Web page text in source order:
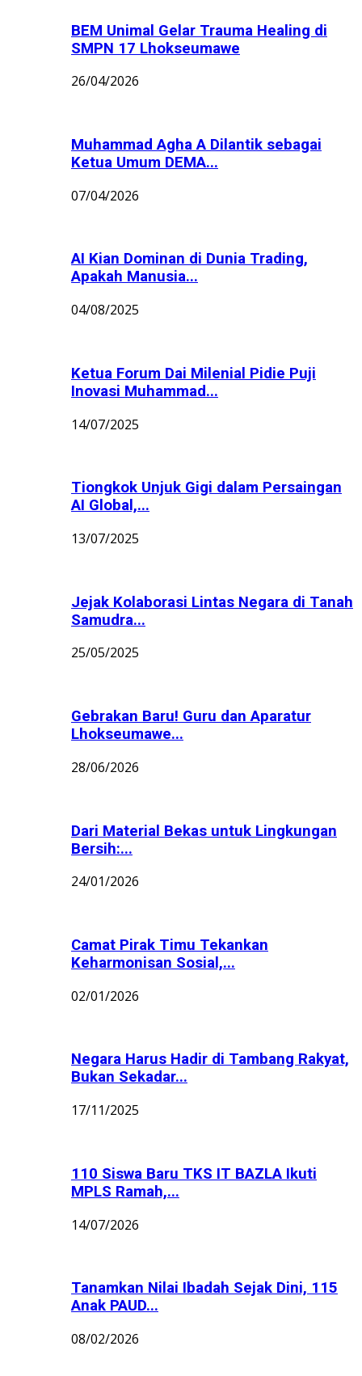
BEM Unimal Gelar Trauma Healing di
SMPN 17 Lhokseumawe
26/04/2026
Muhammad Agha A Dilantik sebagai
Ketua Umum DEMA...
07/04/2026
AI Kian Dominan di Dunia Trading,
Apakah Manusia...
04/08/2025
Ketua Forum Dai Milenial Pidie Puji
Inovasi Muhammad...
14/07/2025
Tiongkok Unjuk Gigi dalam Persaingan
AI Global,...
13/07/2025
Jejak Kolaborasi Lintas Negara di Tanah
Samudra...
25/05/2025
Gebrakan Baru! Guru dan Aparatur
Lhokseumawe...
28/06/2026
Dari Material Bekas untuk Lingkungan
Bersih:...
24/01/2026
Camat Pirak Timu Tekankan
Keharmonisan Sosial,...
02/01/2026
Negara Harus Hadir di Tambang Rakyat,
Bukan Sekadar...
17/11/2025
110 Siswa Baru TKS IT BAZLA Ikuti
MPLS Ramah,...
14/07/2026
Tanamkan Nilai Ibadah Sejak Dini, 115
Anak PAUD...
08/02/2026